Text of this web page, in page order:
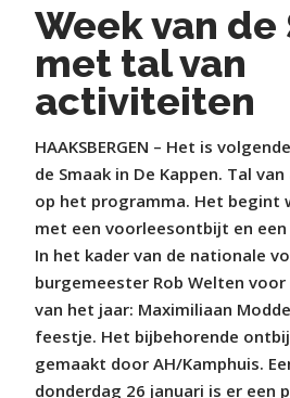
Week van de
met tal van
activiteiten
HAAKSBERGEN – Het is
de Smaak in De Kappen. Tal
op het programma. Het begint
met een voorleesontbijt en
In het kader van de nationale
burgemeester Rob Welten
van het jaar: Maximiliaan
feestje. Het bijbehorende
gemaakt door AH/Kamphuis.
donderdag 26 januari is er een